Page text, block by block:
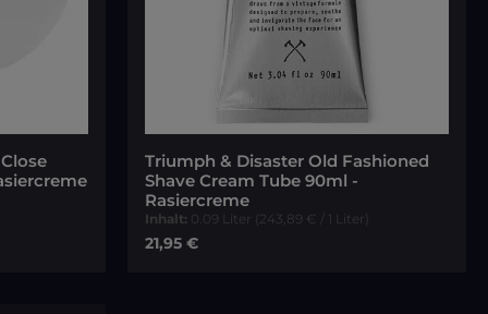
Triumph & Disaster Old Fashioned
Shave Cream Tube 90ml -
Rasiercreme
Inhalt: 0.09 Liter (243,89 € / 1 Liter)
Regulärer Preis:
21,95 €